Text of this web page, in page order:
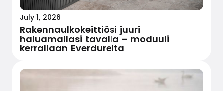
July 1, 2026
Rakennaulkokeittiösi juuri
haluamallasi tavalla – moduuli
kerrallaan Everdurelta